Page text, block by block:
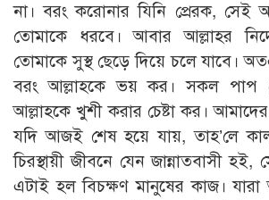
না। বরং করোনার যিনি প্রেরক, সেই
তোমাকে ধরবে। আবার আল্লাহর
তোমাকে সুস্থ ছেড়ে দিয়ে চলে যাবে।
বরং আল্লাহকে ভয় কর। সকল পাপ
আল্লাহকে খুশী করার চেষ্টা কর।
যদি আজই শেষ হয়ে যায়, তাহ’লে
চিরস্থায়ী জীবনে যেন জান্নাতবাসী
এটাই হল বিচক্ষণ মানুষের কাজ। যারা